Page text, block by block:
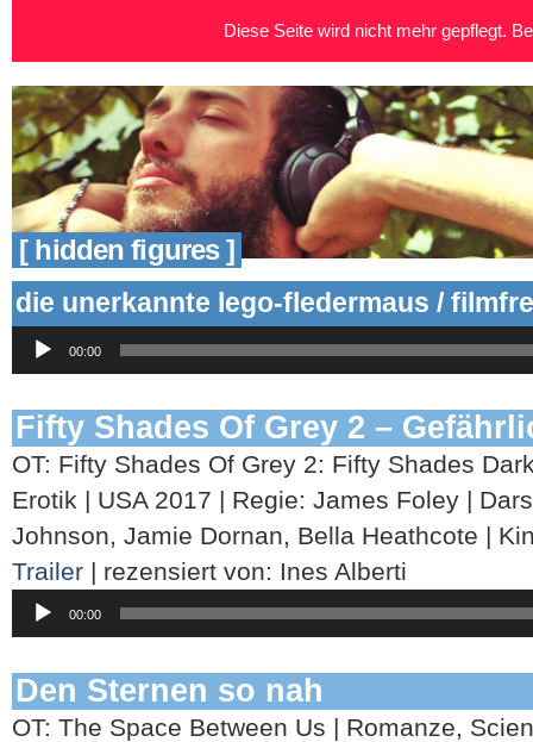
[ hidden figures ]
die unerkannte lego-fledermaus /
Player
00:00
Fifty Shades Of Grey 2 –
OT: Fifty Shades Of Grey 2: Fifty Shades
Erotik | USA 2017 | Regie: James Foley |
Johnson, Jamie Dornan, Bella Heathcote |
Trailer | rezensiert von: Ines Alberti
Player
00:00
Den Sternen so nah
OT: The Space Between Us | Romanze,
Diese Seite wird nicht mehr gepflegt.